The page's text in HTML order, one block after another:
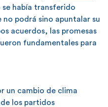
se había transferido
podrá sino apuntalar su
acuerdos, las promesas
fundamentales para
un cambio de clima
los partidos